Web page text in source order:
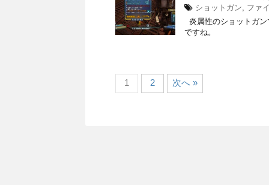
ショットガン, ファ
炎属性のショットガ
ですね。
1 2 次へ »